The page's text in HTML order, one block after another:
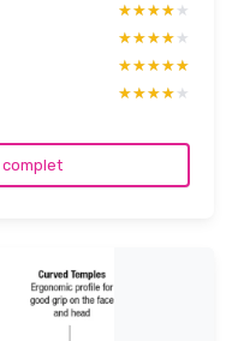
★★★★★
★★★★★
★★★★★
★★★★★
★★★★★
★★★★★
★★★★★
★★★★★